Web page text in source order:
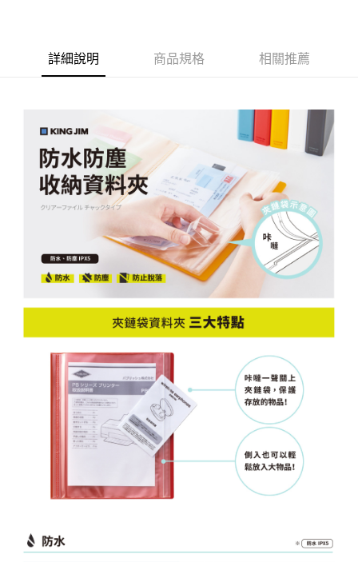
詳細說明 商品規格 相關推薦